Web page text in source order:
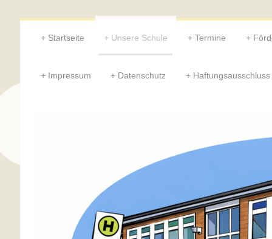
Startseite Unsere Schule Termine
Impressum Datenschutz Haftungsausschluss